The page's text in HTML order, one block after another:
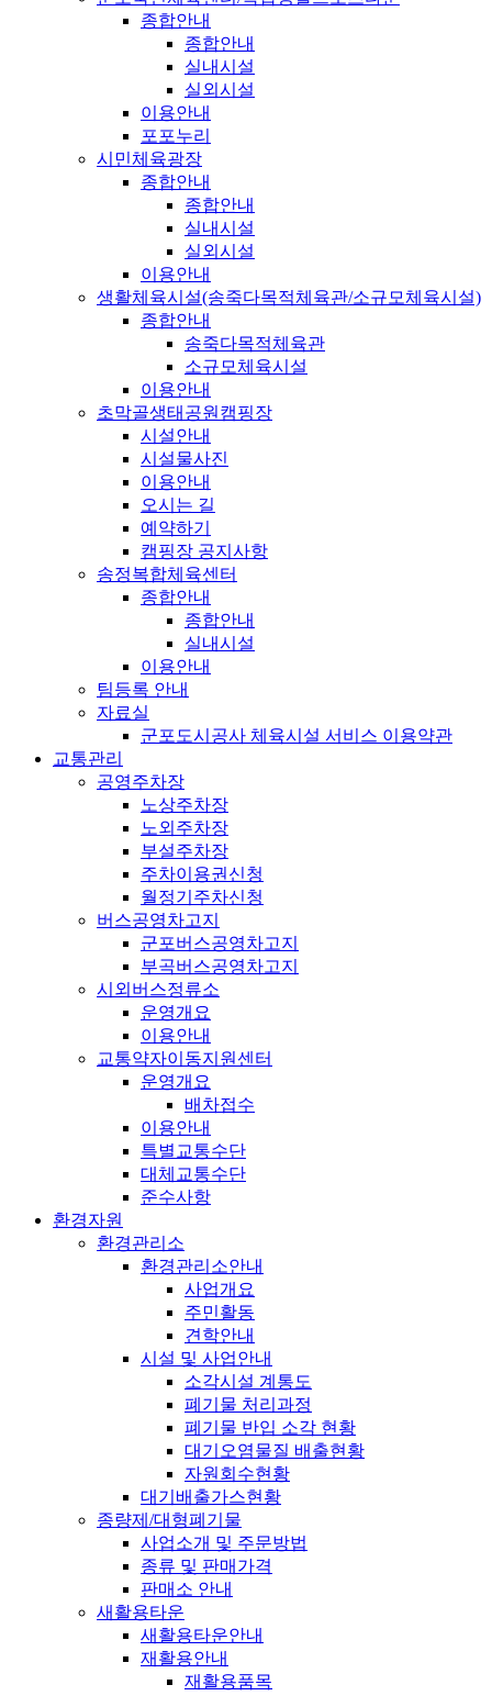
종합안내
종합안내
실내시설
실외시설
이용안내
포포누리
시민체육광장
종합안내
종합안내
실내시설
실외시설
이용안내
생활체육시설(송죽다목적체육관/소규모체육시설)
종합안내
송죽다목적체육관
소규모체육시설
이용안내
초막골생태공원캠핑장
시설안내
시설물사진
이용안내
오시는 길
예약하기
캠핑장 공지사항
송정복합체육센터
종합안내
종합안내
실내시설
이용안내
팀등록 안내
자료실
군포도시공사 체육시설 서비스 이용약관
교통관리
공영주차장
노상주차장
노외주차장
부설주차장
주차이용권신청
월정기주차신청
버스공영차고지
군포버스공영차고지
부곡버스공영차고지
시외버스정류소
운영개요
이용안내
교통약자이동지원센터
운영개요
배차접수
이용안내
특별교통수단
대체교통수단
준수사항
환경자원
환경관리소
환경관리소안내
사업개요
주민활동
견학안내
시설 및 사업안내
소각시설 계통도
폐기물 처리과정
폐기물 반입 소각 현황
대기오염물질 배출현황
자원회수현황
대기배출가스현황
종량제/대형폐기물
사업소개 및 주문방법
종류 및 판매가격
판매소 안내
새활용타운
새활용타운안내
재활용안내
재활용품목